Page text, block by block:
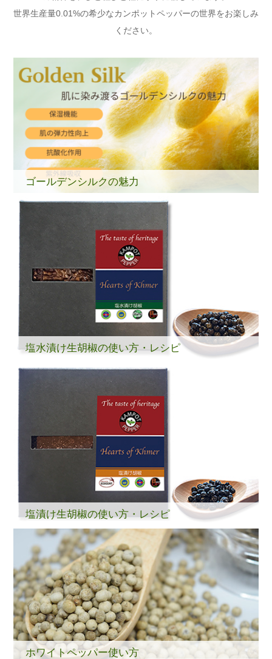
世界生産量0.01%の希少なカンポットペッパーの世界をお楽しみ
ください。
ゴールデンシルクの魅力
塩水漬け生胡椒の使い方・レシピ
塩漬け生胡椒の使い方・レシピ
ホワイトペッパー使い方